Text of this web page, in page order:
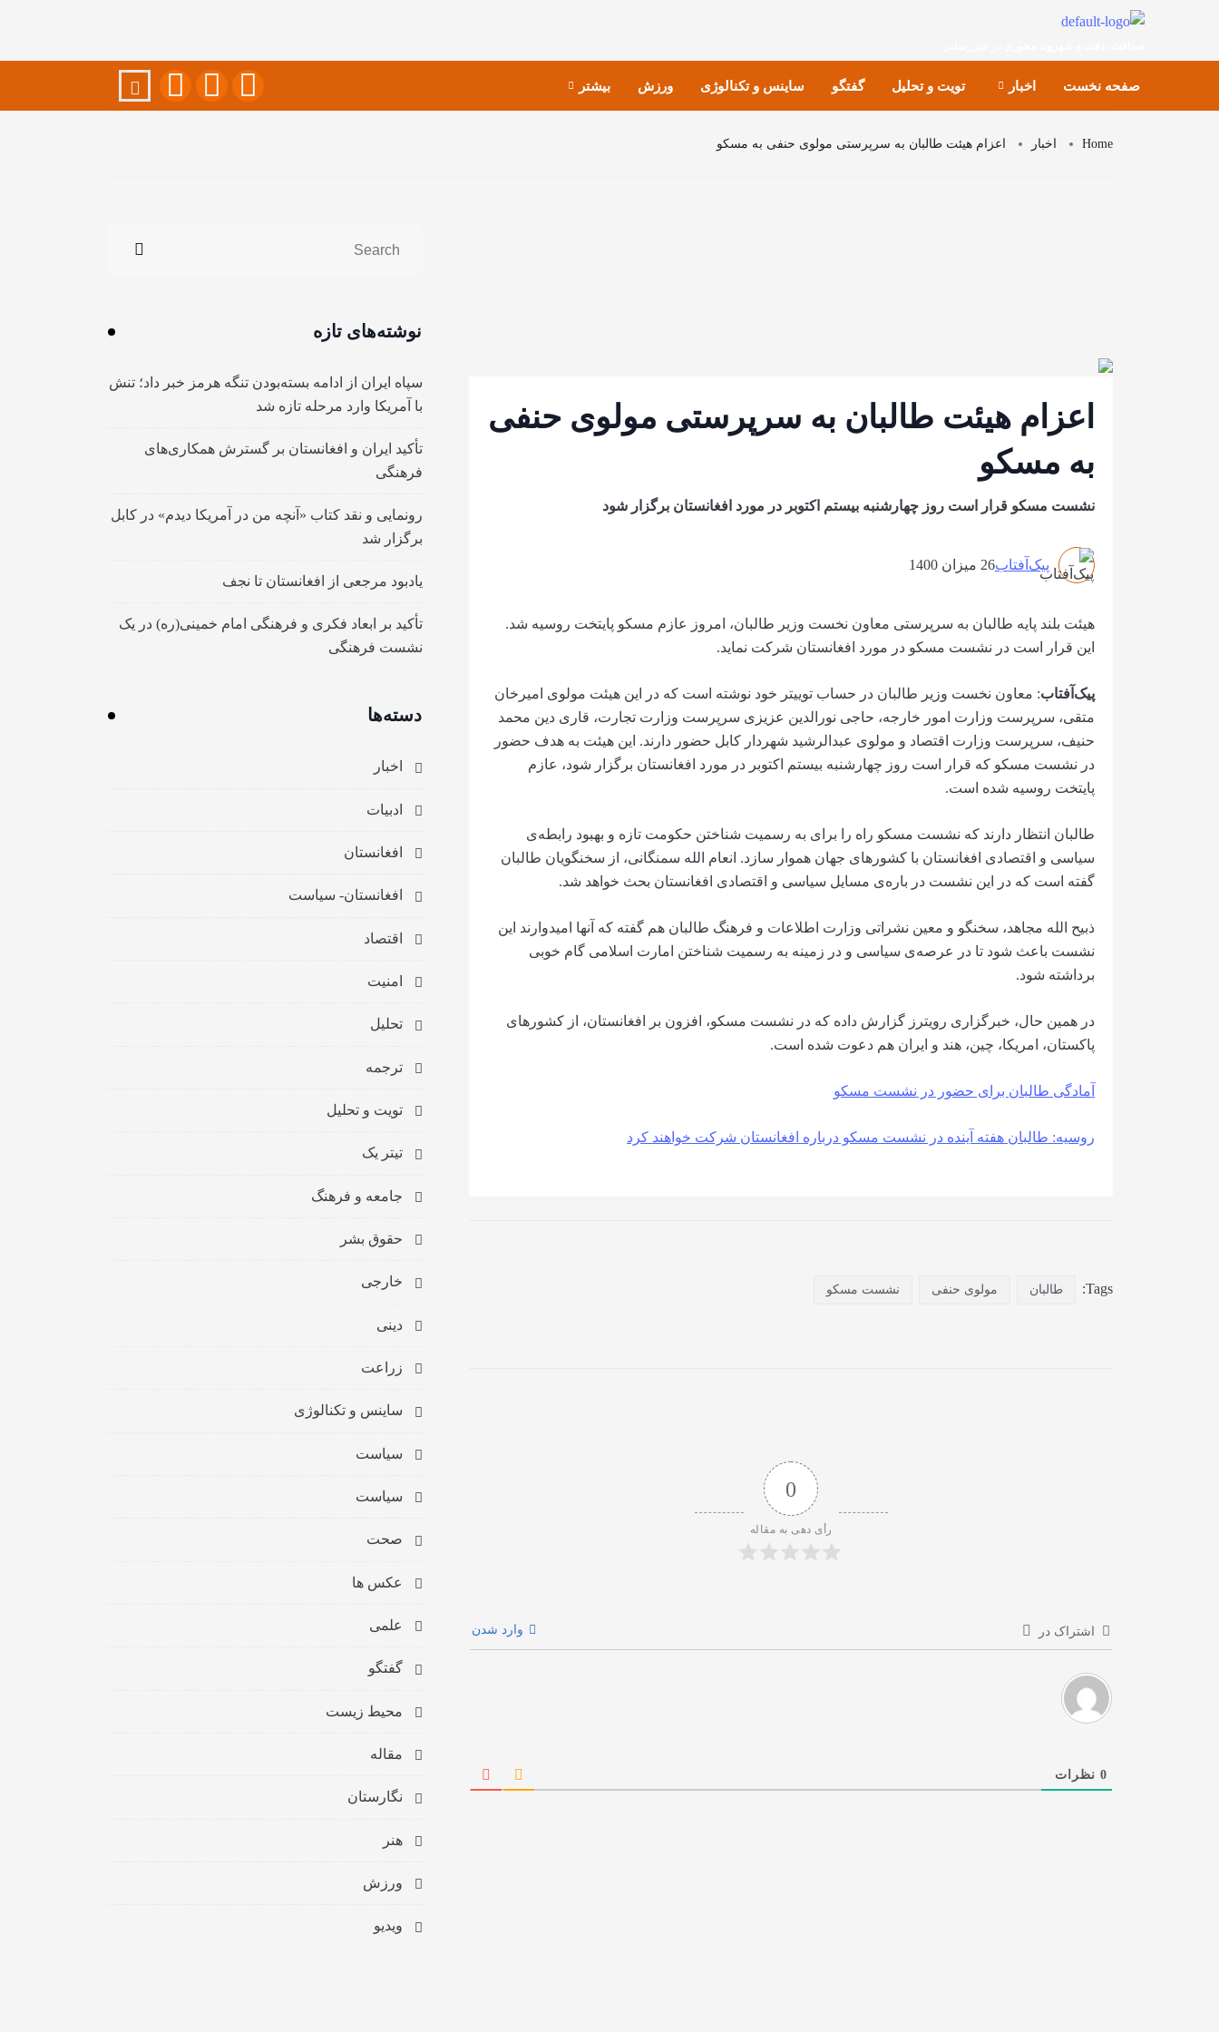
صفحه نخست اخبار تویت و تحلیل گفتگو ساینس و تکنالوژی ورزش بیشتر
Home اخبار اعزام هیئت طالبان به سرپرستی ‏مولوی حنفی به مسکو
اعزام هیئت طالبان به سرپرستی ‏مولوی حنفی
به مسکو
نشست مسکو قرار است روز چهارشنبه بیستم اکتوبر در مورد افغانستان برگزار شود
پیک‌آفتاب26 میزان 1400
هیئت بلند پایه طالبان به سرپرستی معاون نخست وزیر طالبان، امروز عازم مسکو پایتخت روسیه شد.
این قرار است در نشست مسکو در مورد افغانستان شرکت نماید.
پیک‌آفتاب: معاون نخست وزیر طالبان در حساب توییتر خود نوشته است که در این هیئت مولوی امیرخان
متقی، سرپرست وزارت امور خارجه، حاجی نورالدین عزیزی سرپرست وزارت تجارت، قاری دین محمد
حنیف، سرپرست وزارت اقتصاد و مولوی عبدالرشید شهردار کابل حضور دارند. این هیئت به هدف حضور
در نشست مسکو که قرار است روز چهارشنبه بیستم اکتوبر در مورد افغانستان برگزار شود، عازم
پایتخت روسیه شده است.
طالبان انتظار دارند که نشست مسکو راه را برای به رسمیت شناختن حکومت تازه و بهبود رابطه‌ی
سیاسی و اقتصادی افغانستان با کشورهای جهان هموار سازد. انعام الله سمنگانی، از سخنگویان طالبان
گفته است که در این نشست در باره‌ی مسایل سیاسی و اقتصادی افغانستان بحث خواهد شد.
ذبیح الله مجاهد، سخنگو و معین نشراتی وزارت اطلاعات و فرهنگ طالبان هم گفته که آنها امیدوارند این
نشست باعث شود تا در عرصه‌ی سیاسی و در زمینه به رسمیت شناختن امارت اسلامی گام خوبی
برداشته شود.
در همین حال، خبرگزاری رویترز گزارش داده که در نشست مسکو، افزون بر افغانستان، از کشورهای
پاکستان، امریکا، چین، هند و ایران هم دعوت شده است.
آمادگی طالبان برای حضور در نشست مسکو
روسیه: طالبان هفته آینده در نشست مسکو درباره افغانستان شرکت خواهند کرد
Tags: طالبان مولوی حنفی نشست مسکو
0
رأی دهی به مقاله
اشتراک در وارد شدن
0 نظرات
نوشته‌های تازه
سپاه ایران از ادامه بسته‌بودن تنگه هرمز خبر داد؛ تنش
با آمریکا وارد مرحله تازه شد
تأکید ایران و افغانستان بر گسترش همکاری‌های
فرهنگی
رونمایی و نقد کتاب «آنچه من در آمریکا دیدم» در کابل
برگزار شد
یادبود مرجعی از افغانستان تا نجف
تأکید بر ابعاد فکری و فرهنگی امام خمینی(ره) در یک
نشست فرهنگی
دسته‌ها
اخبار
ادبیات
افغانستان
افغانستان- سیاست
اقتصاد
امنیت
تحلیل
ترجمه
تویت و تحلیل
تیتر یک
جامعه و فرهنگ
حقوق بشر
خارجی
دینی
زراعت
ساینس و تکنالوژی
سیاست
سیاست
صحت
عکس ها
علمی
گفتگو
محیط زیست
مقاله
نگارستان
هنر
ورزش
ویدیو